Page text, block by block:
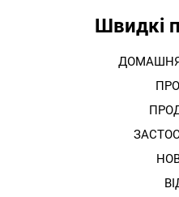
Швидкі
ДОМАШНЯ